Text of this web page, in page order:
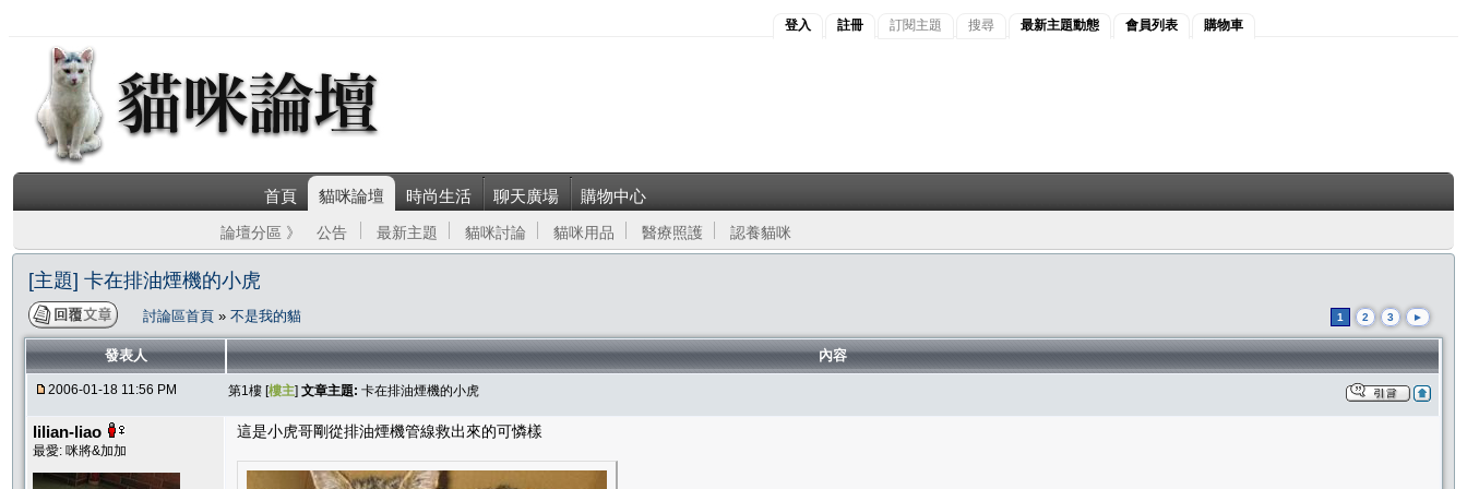
登入 註冊 訂閱主題 搜尋 最新主題動態 會員列表 購物車
首頁 貓咪論壇 時尚生活 聊天廣場 購物中心
論壇分區 》 公告 最新主題 貓咪討論 貓咪用品 醫療照護 認養貓咪
[主題] 卡在排油煙機的小虎
討論區首頁 » 不是我的貓 1 2 3 ►
發表人 內容
2006-01-18 11:56 PM 第1樓 [樓主] 文章主題: 卡在排油煙機的小虎
lilian-liao
最愛: 咪將&加加
這是小虎哥剛從排油煙機管線救出來的可憐樣